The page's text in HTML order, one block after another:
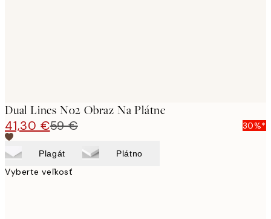
Dual Lines No2 Obraz Na Plátne
41,30 €59 € 30%*
Plagát Plátno
Vyberte veľkosť